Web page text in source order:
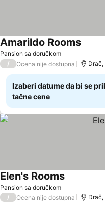
Pansion sa doručkom
Amarildo Rooms
/ Ocena nije dostupna Drač,
Izaberi datume da bi se
tačne cene
Pansion sa doručkom
Elen's Rooms
/ Ocena nije dostupna Drač,